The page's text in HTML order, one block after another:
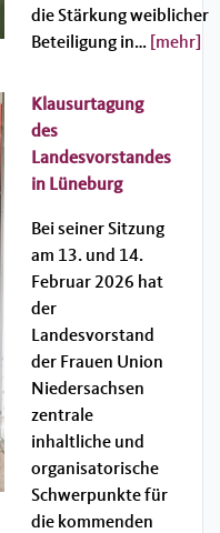
die Stärkung weiblicher
Beteiligung in… [mehr]
Klausurtagung
des
Landesvorstandes
in Lüneburg
Bei seiner Sitzung
am 13. und 14.
Februar 2026 hat
der
Landesvorstand
der Frauen Union
Niedersachsen
zentrale
inhaltliche und
organisatorische
Schwerpunkte für
die kommenden